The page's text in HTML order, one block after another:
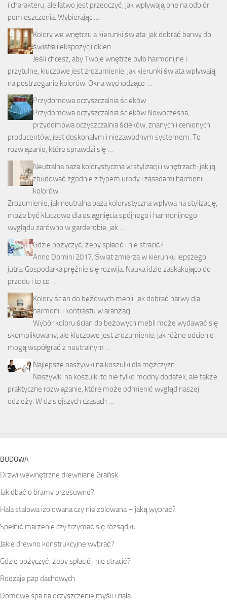
i charakteru, ale łatwo jest przeoczyć, jak wpływają one na odbiór
pomieszczenia. Wybierając …
Kolory we wnętrzu a kierunki świata: jak dobrać barwy do
światła i ekspozycji okien
Jeśli chcesz, aby Twoje wnętrze było harmonijne i
przytulne, kluczowe jest zrozumienie, jak kierunki świata wpływają
na postrzeganie kolorów. Okna wychodzące …
Przydomowa oczyszczalnia ścieków
Przydomowa oczyszczalnia ścieków Nowoczesna,
przydomowa oczyszczalnia ścieków, znanych i cenionych
producentów, jest doskonałym i niezawodnym systemem. To
rozwiązanie, które sprawdzi się …
Neutralna baza kolorystyczna w stylizacji i wnętrzach: jak ją
zbudować zgodnie z typem urody i zasadami harmonii
kolorów
Zrozumienie, jak neutralna baza kolorystyczna wpływa na stylizację,
może być kluczowe dla osiągnięcia spójnego i harmonijnego
wyglądu zarówno w garderobie, jak …
Gdzie pożyczyć, żeby spłacić i nie stracić?
Anno Domini 2017. Świat zmierza w kierunku lepszego
jutra. Gospodarka prężnie się rozwija. Nauka idzie zaskakująco do
przodu i to co …
Kolory ścian do beżowych mebli: jak dobrać barwy dla
harmonii i kontrastu w aranżacji
Wybór koloru ścian do beżowych mebli może wydawać się
skomplikowany, ale kluczowe jest zrozumienie, jak różne odcienie
mogą współgrać z neutralnym …
Najlepsze naszywki na koszulki dla mężczyzn
Naszywki na koszulki to nie tylko modny dodatek, ale także
praktyczne rozwiązanie, które może odmienić wygląd naszej
odzieży. W dzisiejszych czasach …
BUDOWA
Drzwi wewnętrzne drewniane Grańsk
Jak dbać o bramy przesuwne?
Hala stalowa izolowana czy nieizolowana – jaką wybrać?
Spełnić marzenie czy trzymać się rozsądku
Jakie drewno konstrukcyjne wybrać?
Gdzie pożyczyć, żeby spłacić i nie stracić?
Rodzaje pap dachowych
Domowe spa na oczyszczenie myśli i ciała